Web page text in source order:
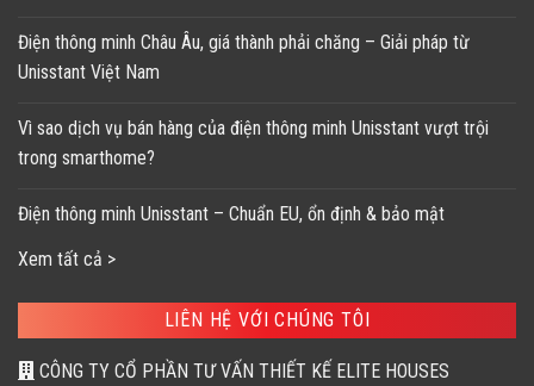
Điện thông minh Châu Âu, giá thành phải chăng – Giải pháp từ
Unisstant Việt Nam
Vì sao dịch vụ bán hàng của điện thông minh Unisstant vượt trội
trong smarthome?
Điện thông minh Unisstant – Chuẩn EU, ổn định & bảo mật
Xem tất cả >
LIÊN HỆ VỚI CHÚNG TÔI
CÔNG TY CỔ PHẦN TƯ VẤN THIẾT KẾ ELITE HOUSES